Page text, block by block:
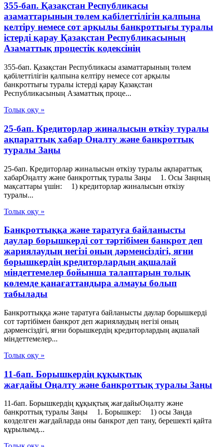
355-бап. Қазақстан Республикасы
азаматтарының төлем қабілеттілігін қалпына
келтіру немесе сот арқылы банкроттығы туралы
істерді қарау Қазақстан Республикасының
Азаматтық процестік кодексінің
355-бап. Қазақстан Республикасы азаматтарының төлем
қабілеттілігін қалпына келтіру немесе сот арқылы
банкроттығы туралы істерді қарау Қазақстан
Республикасының Азаматтық проце...
Толық оқу »
25-бап. Кредиторлар жиналысын өткізу туралы
ақпараттық хабар Оңалту және банкроттық
туралы Заңы
25-бап. Кредиторлар жиналысын өткізу туралы ақпараттық
хабарОңалту және банкроттық туралы Заңы 1. Осы Заңның
мақсаттары үшін: 1) кредиторлар жиналысын өткізу
туралы...
Толық оқу »
Банкроттыққа және таратуға байланысты
даулар борышкерді сот тәртібімен банкрот деп
жариялаудың негізі оның дәрменсіздігі, яғни
борышкердің кредиторлардың ақшалай
міндеттемелер бойынша талаптарын толық
көлемде қанағаттандыра алмауы болып
табылады
Банкроттыққа және таратуға байланысты даулар борышкерді
сот тәртібімен банкрот деп жариялаудың негізі оның
дәрменсіздігі, яғни борышкердің кредиторлардың ақшалай
міндеттемелер...
Толық оқу »
11-бап. Борышкердің құқықтық
жағдайы Оңалту және банкроттық туралы Заңы
11-бап. Борышкердің құқықтық жағдайыОңалту және
банкроттық туралы Заңы 1. Борышкер: 1) осы Заңда
көзделген жағдайларда оны банкрот деп тану, берешекті қайта
құрылымд...